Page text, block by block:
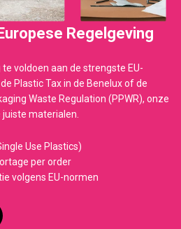
Regelgeving
voldoen aan de strengste EU-
Plastic Tax in de Benelux of de
Waste Regulation (PPWR), onze
materialen.
Use Plastics)
per order
volgens EU-normen